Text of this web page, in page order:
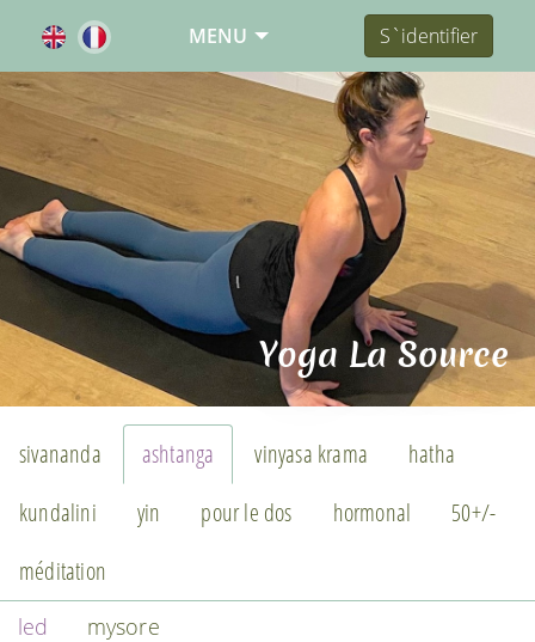
MENU S`identifier
Yoga La Source
sivananda ashtanga vinyasa krama
hatha
kundalini
yin pour le dos hormonal
50+/-
méditation
led mysore